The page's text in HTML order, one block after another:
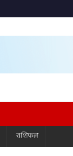
राशिफल